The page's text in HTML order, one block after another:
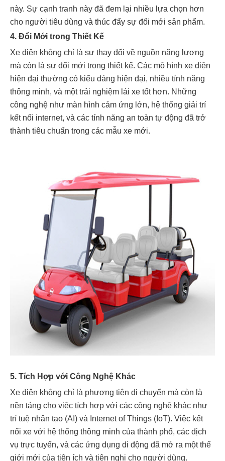
này. Sự cạnh tranh này đã đem lại nhiều lựa chọn hơn
cho người tiêu dùng và thúc đẩy sự đổi mới sản phẩm.
4. Đổi Mới trong Thiết Kế
Xe điện không chỉ là sự thay đổi về nguồn năng lượng
mà còn là sự đổi mới trong thiết kế. Các mô hình xe điện
hiện đại thường có kiểu dáng hiện đại, nhiều tính năng
thông minh, và một trải nghiệm lái xe tốt hơn. Những
công nghệ như màn hình cảm ứng lớn, hệ thống giải trí
kết nối internet, và các tính năng an toàn tự động đã trở
thành tiêu chuẩn trong các mẫu xe mới.
5. Tích Hợp với Công Nghệ Khác
Xe điện không chỉ là phương tiện di chuyển mà còn là
nền tảng cho việc tích hợp với các công nghệ khác như
trí tuệ nhân tạo (AI) và Internet of Things (IoT). Việc kết
nối xe với hệ thống thông minh của thành phố, các dịch
vụ trực tuyến, và các ứng dụng di động đã mở ra một thế
giới mới của tiện ích và tiện nghi cho người dùng.